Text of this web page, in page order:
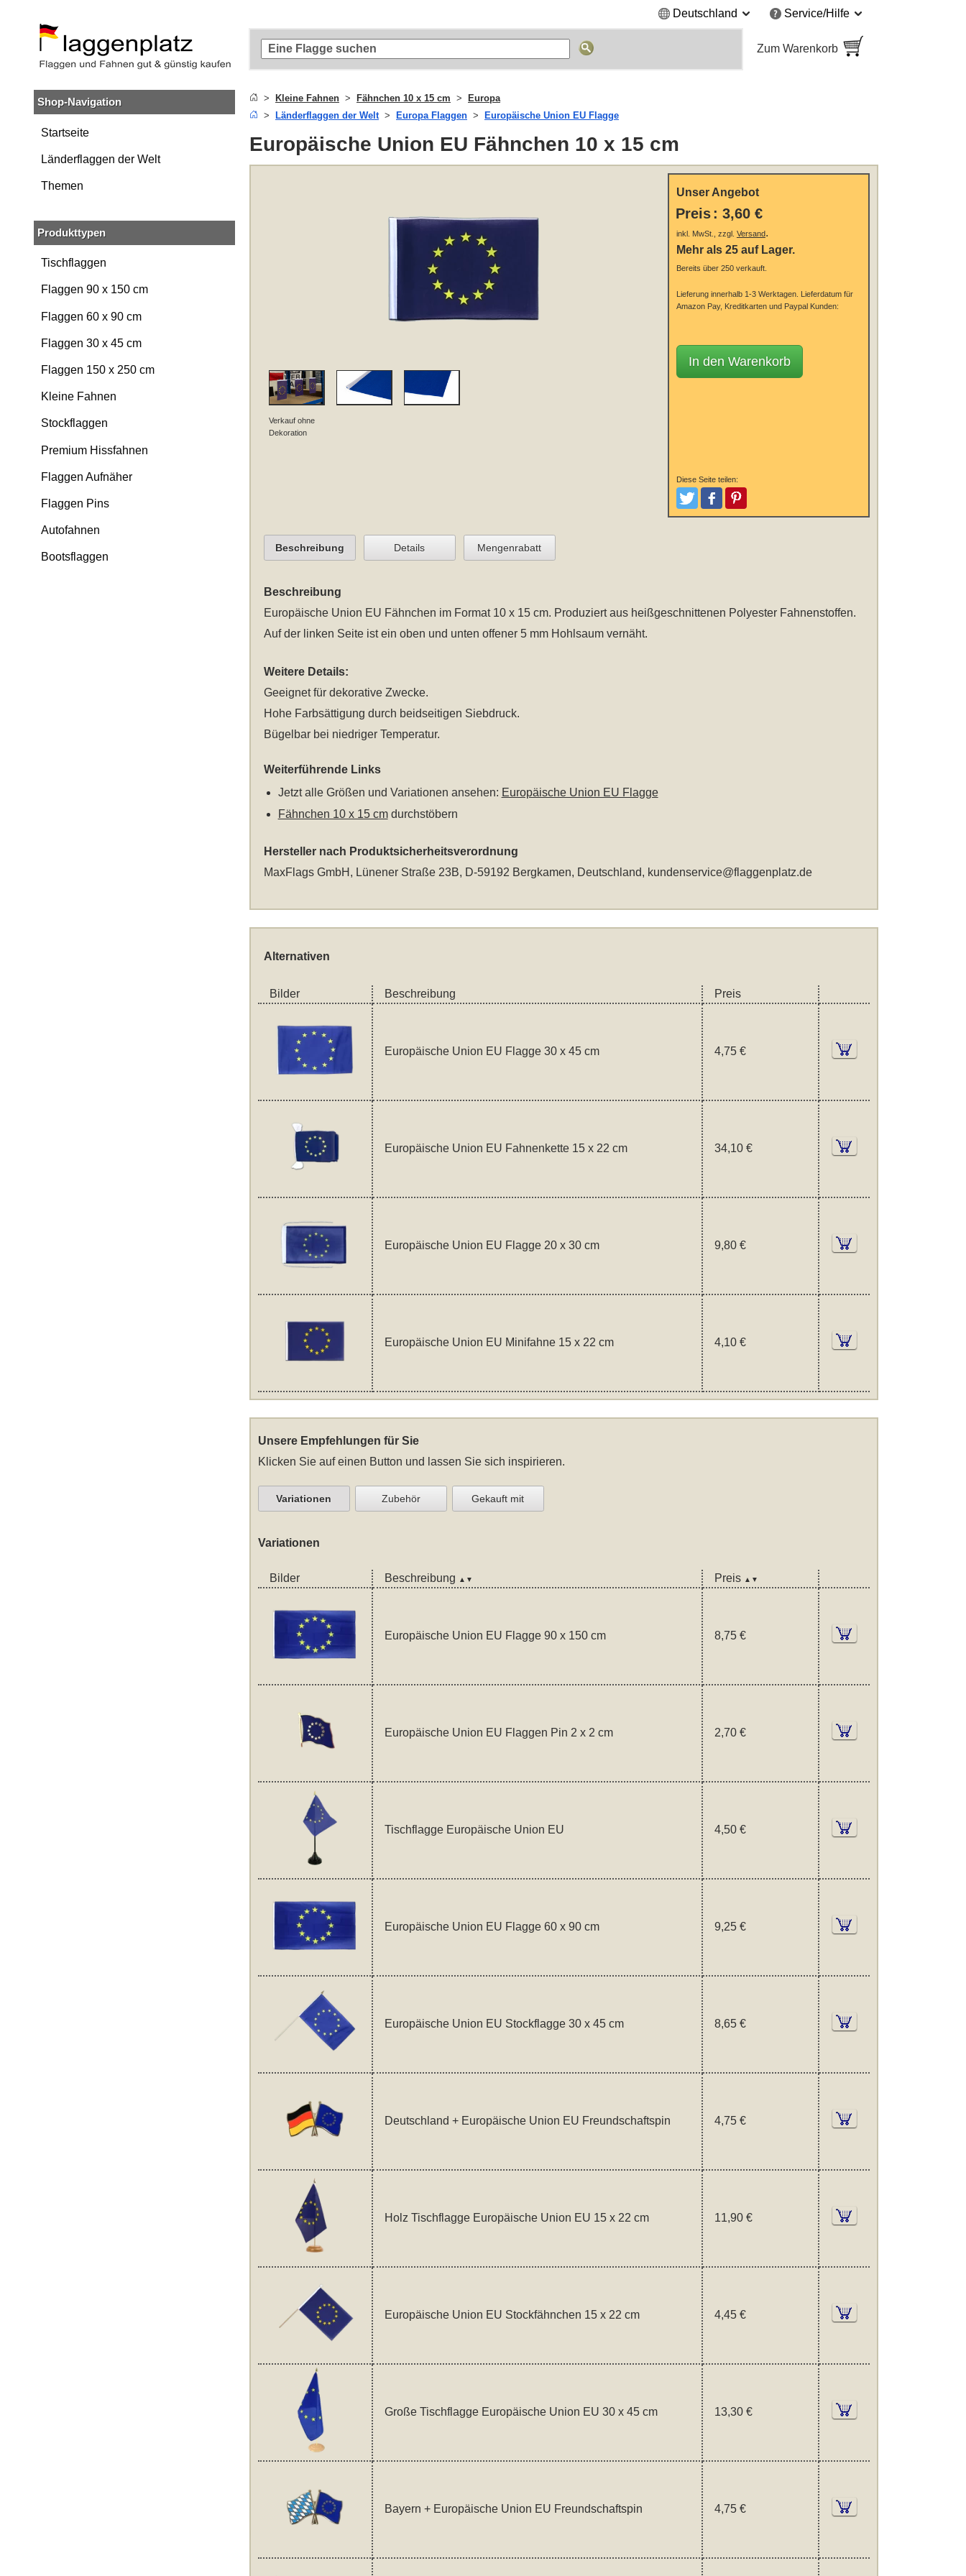
Hauptinhalt
springen
Suche
Zur
Navigation
springen
Deutschland Service/Hilfe
Zum Warenkorb
Shop-Navigation
Startseite
Länderflaggen der Welt
Themen
Produkttypen
Tischflaggen
Flaggen 90 x 150 cm
Flaggen 60 x 90 cm
Flaggen 30 x 45 cm
Flaggen 150 x 250 cm
Kleine Fahnen
Stockflaggen
Premium Hissfahnen
Flaggen Aufnäher
Flaggen Pins
Autofahnen
Bootsflaggen
Kleine Fahnen Fähnchen 10 x 15 cm
Europa
Länderflaggen der Welt
Europa Flaggen Europäische Union EU Flagge
Europäische Union EU Fähnchen 10 x 15 cm
Verkauf ohne
Dekoration
Unser Angebot
Preis : 3,60 €
inkl. MwSt., zzgl. Versand.
Mehr als 25 auf Lager.
Bereits über 250 verkauft.
Lieferung innerhalb 1-3 Werktagen.
Lieferdatum für
Amazon Pay, Kreditkarten und Paypal Kunden:
In den Warenkorb
Diese Seite teilen:
TweetenPostenPinterest
Beschreibung Details Mengenrabatt
Beschreibung
Europäische Union EU Fähnchen im Format 10 x 15 cm. Produziert aus heißgeschnittenen Polyester Fahnenstoffen.
Auf der linken Seite ist ein oben und unten offener 5 mm Hohlsaum vernäht.
Weitere Details:
Geeignet für dekorative Zwecke.
Hohe Farbsättigung durch beidseitigen Siebdruck.
Bügelbar bei niedriger Temperatur.
Weiterführende Links
Jetzt alle Größen und Variationen ansehen: Europäische Union EU Flagge
Fähnchen 10 x 15 cmdurchstöbern
Hersteller nach Produktsicherheitsverordnung
MaxFlags GmbH, Lünener Straße 23B, D-59192 Bergkamen, Deutschland, kundenservice@flaggenplatz.de
Alternativen
Bilder Beschreibung Preis
Europäische Union EU Flagge 30 x 45 cm 4,75 €
Europäische Union EU Fahnenkette 15 x 22 cm 34,10 €
Europäische Union EU Flagge 20 x 30 cm 9,80 €
Europäische Union EU Minifahne 15 x 22 cm 4,10 €
Unsere Empfehlungen für Sie
Klicken Sie auf einen Button und lassen Sie sich inspirieren.
Variationen Zubehör Gekauft mit
Variationen
Bilder Beschreibung ▲▼ Preis ▲▼
Europäische Union EU Flagge 90 x 150 cm 8,75 €
Europäische Union EU Flaggen Pin 2 x 2 cm 2,70 €
Tischflagge Europäische Union EU 4,50 €
Europäische Union EU Flagge 60 x 90 cm 9,25 €
Europäische Union EU Stockflagge 30 x 45 cm 8,65 €
Deutschland + Europäische Union EU Freundschaftspin 4,75 €
Holz Tischflagge Europäische Union EU 15 x 22 cm 11,90 €
Europäische Union EU Stockfähnchen 15 x 22 cm 4,45 €
Große Tischflagge Europäische Union EU 30 x 45 cm 13,30 €
Bayern + Europäische Union EU Freundschaftspin 4,75 €